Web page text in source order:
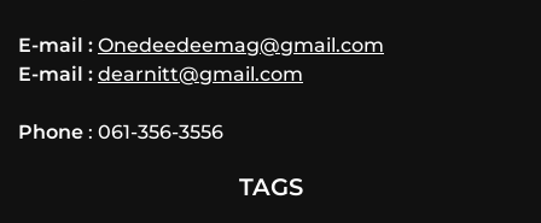
E-mail : Onedeedeemag@gmail.com
E-mail : dearnitt@gmail.com
Phone : 061-356-3556
TAGS